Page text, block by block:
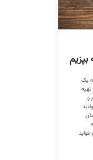
یک
و